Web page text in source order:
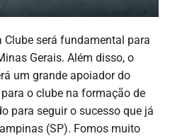
Clube será fundamental para
Gerais. Além disso, o
um grande apoiador do
o clube na formação de
para seguir o sucesso que já
(SP). Fomos muito